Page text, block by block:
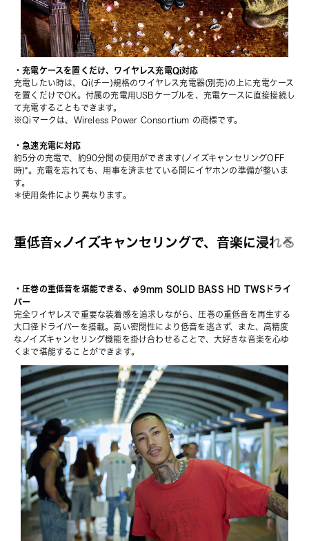
・充電ケースを置くだけ、ワイヤレス充電Qi対応
充電したい時は、Qi(チー)規格のワイヤレス充電器(別売)の上に充電ケース
を置くだけでOK。付属の充電用USBケーブルを、充電ケースに直接接続し
て充電することもできます。
※Qiマークは、Wireless Power Consortium の商標です。
・急速充電に対応
約5分の充電で、約90分間の使用ができます(ノイズキャンセリングOFF
時)*。充電を忘れても、用事を済ませている間にイヤホンの準備が整いま
す。
＊使用条件により異なります。
重低音×ノイズキャンセリングで、音楽に浸れる
・圧巻の重低音を堪能できる、φ9mm SOLID BASS HD TWSドライ
バー
完全ワイヤレスで重要な装着感を追求しながら、圧巻の重低音を再生する
大口径ドライバーを搭載。高い密閉性により低音を逃さず、また、高精度
なノイズキャンセリング機能を掛け合わせることで、大好きな音楽を心ゆ
くまで堪能することができます。